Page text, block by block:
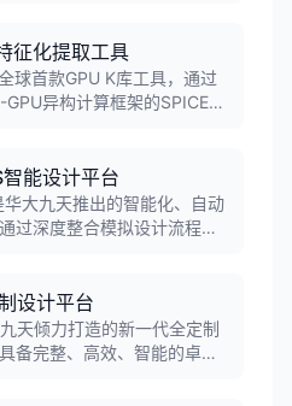
度不够、传统SPICE性能和
。
征化提取工具
球首款GPU K库工具，通过
异构计算框架的SPICE仿
，为先进工艺高性能芯片赢
能设计平台
大九天推出的智能化、自动
过深度整合模拟设计流程，
智能化的设计解决方案。
设计平台
天倾力打造的新一代全定制
备完整、高效、智能的卓越